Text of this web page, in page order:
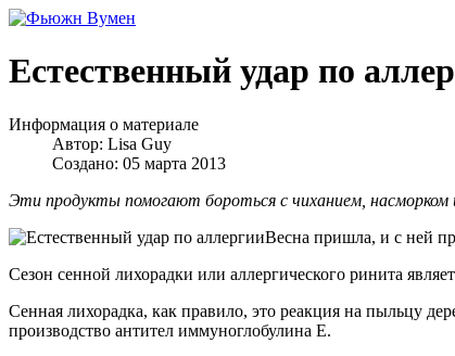
Естественный удар по
Информация о материале
Автор: Lisa Guy
Создано: 05 марта 2013
Эти продукты помогают бороться с чиханием, насморком
Весна пришла, и с ней
Сезон сенной лихорадки или аллергического ринита
Сенная лихорадка, как правило, это реакция на пыльцу
производство антител иммуноглобулина E.